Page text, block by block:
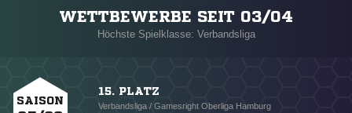
WETTBEWERBE SEIT 03/04
Höchste Spielklasse: Verbandsliga
SAISON
15. PLATZ
Verbandsliga / Gamesright Oberliga Hamburg